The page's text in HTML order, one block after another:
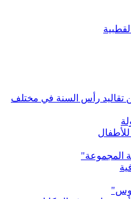
تقاليد رأس السنة في مختلف
المجموعة"